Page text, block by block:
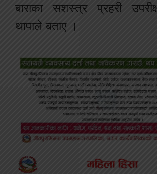
बाराका सशस्त्र प्रहरी
थापाले बताए ।